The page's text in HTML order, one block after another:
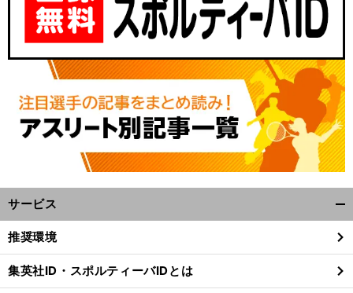
。
・
サービス
閉
る
推奨環境
集英社ID・スポルティーバIDとは